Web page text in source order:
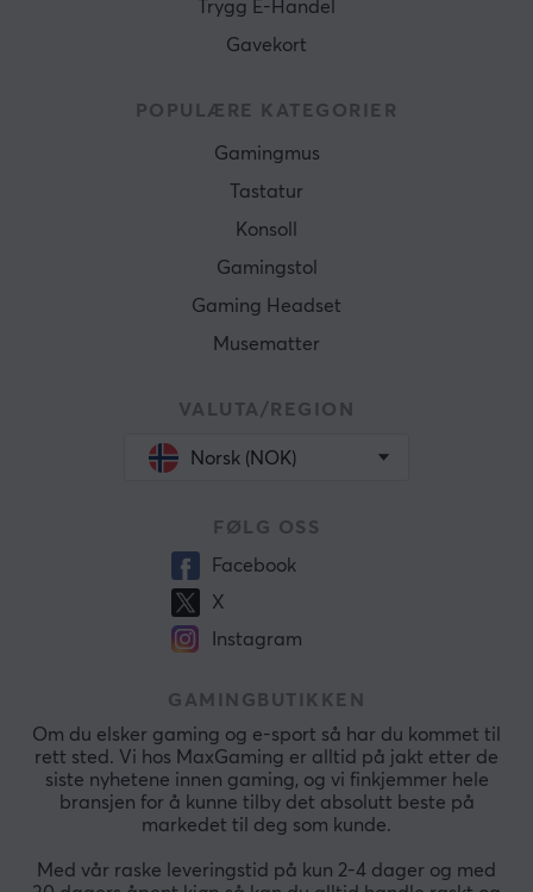
Trygg E-Handel
Gavekort
POPULÆRE KATEGORIER
Gamingmus
Tastatur
Konsoll
Gamingstol
Gaming Headset
Musematter
VALUTA/REGION
Norsk (NOK)
FØLG OSS
Facebook
X
Instagram
GAMINGBUTIKKEN
Om du elsker gaming og e-sport så har du kommet til
rett sted. Vi hos MaxGaming er alltid på jakt etter de
siste nyhetene innen gaming, og vi finkjemmer hele
bransjen for å kunne tilby det absolutt beste på
markedet til deg som kunde.
Med vår raske leveringstid på kun 2-4 dager og med